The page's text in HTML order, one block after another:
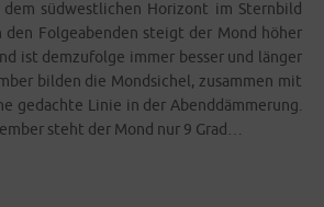
dem süd­west­li­chen Hori­zont im Stern­bild
den Fol­ge­aben­den steigt der Mond höher
ist dem­zu­fol­ge immer bes­ser und län­ger
bil­den die Mond­si­chel, zusam­men mit
gedach­te Linie in der Abend­däm­me­rung.
steht der Mond nur 9 Grad…